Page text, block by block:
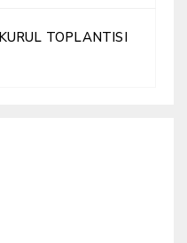
TOPLANTISI